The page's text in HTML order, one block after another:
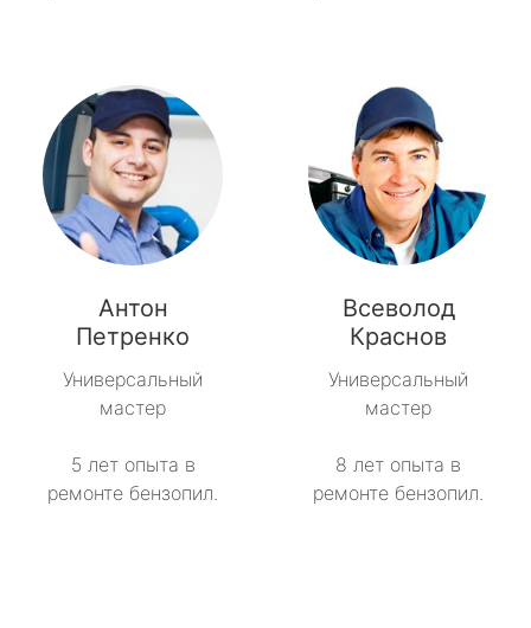
Антон
Петренко
Универсальный
мастер
5 лет опыта в
ремонте бензопил.
Всеволод
Краснов
Универсальный
мастер
8 лет опыта в
ремонте бензопил.